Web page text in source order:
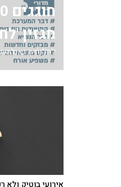
מגזין
לחלוחית
אירועי בוטיק ולא